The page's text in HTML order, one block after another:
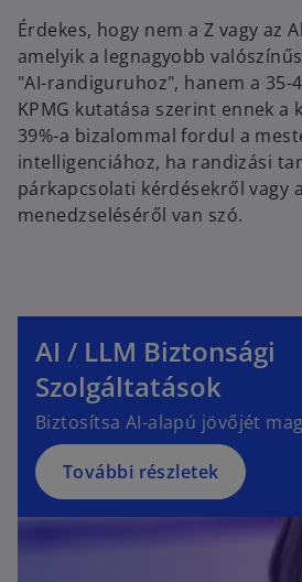
Érdekes, hogy nem a Z vagy az
amelyik a legnagyobb
"AI-randiguruhoz", hanem a 35-
KPMG kutatása szerint ennek a
39%-a bizalommal fordul a
intelligenciához, ha randizási
párkapcsolati kérdésekről vagy
menedzseléséről van szó.
AI / LLM Biztonsági
Szolgáltatások
Biztosítsa AI-alapú jövőjét
További részletek